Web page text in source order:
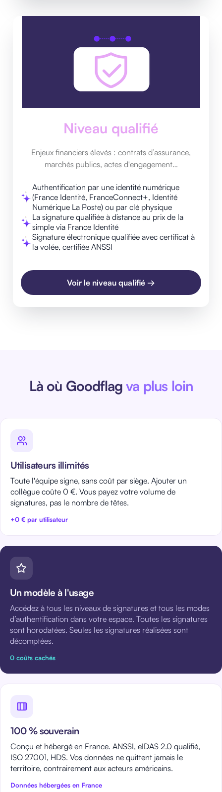
Niveau qualifié
Enjeux financiers élevés : contrats d’assurance,
marchés publics, actes d'engagement…
Authentification par une identité numérique
(France Identité, FranceConnect+, Identité
Numérique La Poste) ou par clé physique
La signature qualifiée à distance au prix de la
simple via France Identité
Signature électronique qualifiée avec certificat à
la volée, certifiée ANSSI
Voir le niveau qualifié →
Là où Goodflagva plus loin
Utilisateurs illimités
Toute l'équipe signe, sans coût par siège. Ajouter un
collègue coûte 0 €. Vous payez votre volume de
signatures, pas le nombre de têtes.
+0 € par utilisateur
Un modèle à l'usage
Accédez à tous les niveaux de signatures et tous les modes
d’authentification dans votre espace. Toutes les signatures
sont horodatées. Seules les signatures réalisées sont
décomptées.
0 coûts cachés
100 % souverain
Conçu et hébergé en France. ANSSI, eIDAS 2.0 qualifié,
ISO 27001, HDS. Vos données ne quittent jamais le
territoire, contrairement aux acteurs américains.
Données hébergées en France